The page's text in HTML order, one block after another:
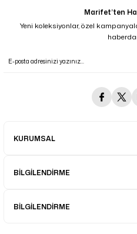
Marifet’ten
Yeni koleksiyonlar, özel
KURUMSAL
BİLGİLENDİRME
BİLGİLENDİRME